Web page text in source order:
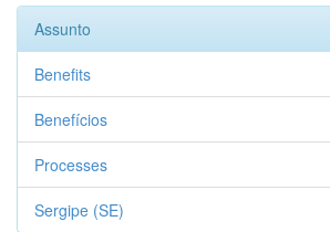
Assunto
Benefits
Benefícios
Processes
Sergipe (SE)